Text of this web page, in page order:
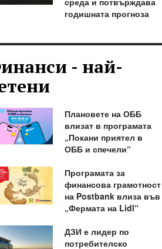
годишната прогноза
- най-
Плановете на ОББ
влизат в програмата
„Покани приятел в
ОББ и спечели“
Програмата за
финансова грамотност
на Postbank влиза във
„Фермата на Lidl“
ДЗИ е лидер по
потребителско